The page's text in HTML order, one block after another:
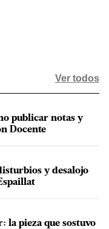
Ver todos
publicar notas y
Docente
y desalojo
la pieza que sostuvo